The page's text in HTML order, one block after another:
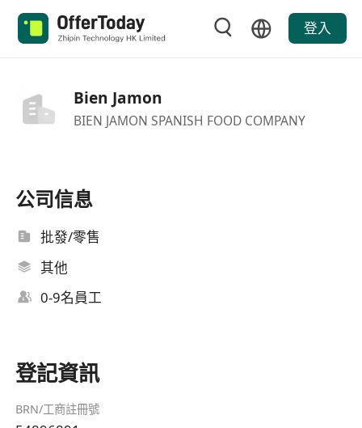
登入
Bien Jamon
BIEN JAMON SPANISH FOOD COMPANY
公司信息
批發/零售
其他
0-9名員工
登記資訊
BRN/工商註冊號